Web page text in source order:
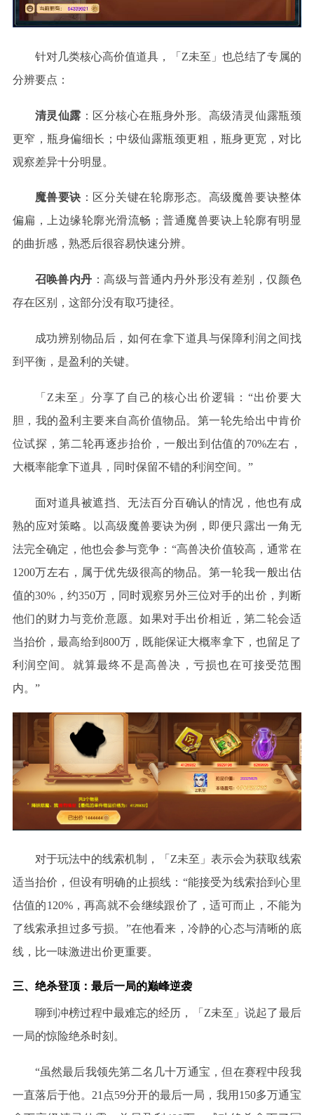
针对几类核心高价值道具，「 Z未至」也总结了专属的
分辨要点：
清灵仙露 ：区分核心在瓶身外形。高级清灵仙露瓶颈
更窄，瓶身偏细长；中级仙露瓶颈更粗，瓶身更宽，对比
观察差异十分明显。
魔兽要诀 ：区分关键在轮廓形态。高级魔兽要诀整体
偏扁，上边缘轮廓光滑流畅；普通魔兽要诀上轮廓有明显
的曲折感，熟悉后很容易快速分辨。
召唤兽内丹 ：高级与普通内丹外形没有差别，仅颜色
存在区别，这部分没有取巧捷径。
成功辨别物品后，如何在拿下道具与保障利润之间找
到平衡，是盈利的关键。
「 Z未至」 分享了自己的核心出价逻辑： “出价要大
胆，我的盈利主要来自高价值物品。第一轮先给出中肯价
位试探，第二轮再逐步抬价，一般出到估值的70%左右，
大概率能拿下道具，同时保留不错的利润空间。”
面对道具被遮挡、无法百分百确认的情况，他也有成
熟的应对策略。以高级魔兽要诀为例，即便只露出一角无
法完全确定，他也会参与竞争： “高兽决价值较高，通常在
1200万左右，属于优先级很高的物品。第一轮我一般出估
值的30%，约350万，同时观察另外三位对手的出价，判断
他们的财力与竞价意愿。如果对手出价相近，第二轮会适
当抬价，最高给到800万，既能保证大概率拿下，也留足了
利润空间。就算最终不是高兽决，亏损也在可接受范围
内。”
对于玩法中的线索机制，「 Z未至」表示会为获取线索
适当抬价，但设有明确的止损线：“能接受为线索抬到心里
估值的120%，再高就不会继续跟价了，适可而止，不能为
了线索承担过多亏损。”在他看来，冷静的心态与清晰的底
线，比一味激进出价更重要。
三、绝杀登顶：最后一局的巅峰逆袭
聊到冲榜过程中最难忘的经历，「 Z未至」说起了最后
一局的惊险绝杀时刻。
“虽然最后我领先第二名几十万通宝，但在赛程中段我
一直落后于他。21点59分开的最后一局，我用150多万通宝